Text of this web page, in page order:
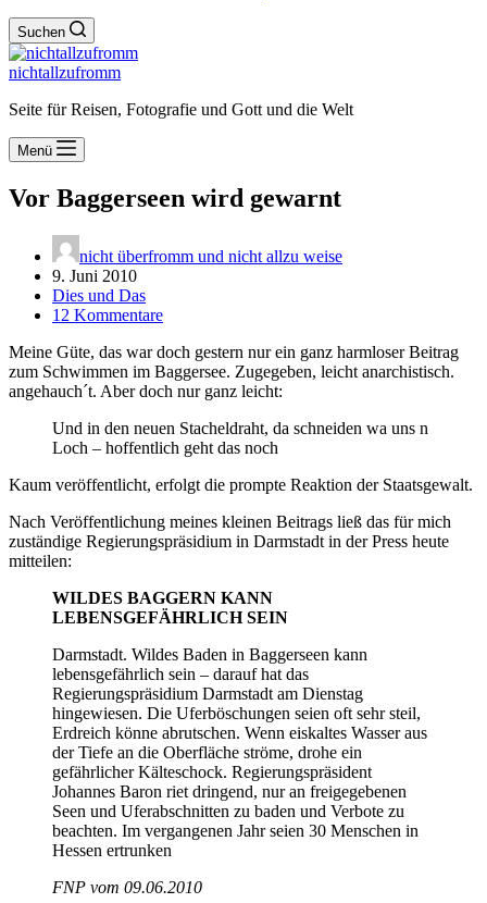
Suchen
nichtallzufromm
Seite für Reisen, Fotografie und Gott und die Welt
Menü
Vor Baggerseen wird gewarnt
nicht überfromm und nicht allzu weise
9. Juni 2010
Dies und Das
12 Kommentare
Meine Güte, das war doch gestern nur ein ganz harmloser Beitrag
zum Schwimmen im Baggersee. Zugegeben, leicht anarchistisch.
angehauch´t. Aber doch nur ganz leicht:
Und in den neuen Stacheldraht, da schneiden wa uns n
Loch – hoffentlich geht das noch
Kaum veröffentlicht, erfolgt die prompte Reaktion der Staatsgewalt.
Nach Veröffentlichung meines kleinen Beitrags ließ das für mich
zuständige Regierungspräsidium in Darmstadt in der Press heute
mitteilen:
WILDES BAGGERN KANN
LEBENSGEFÄHRLICH SEIN
Darmstadt. Wildes Baden in Baggerseen kann
lebensgefährlich sein – darauf hat das
Regierungspräsidium Darmstadt am Dienstag
hingewiesen. Die Uferböschungen seien oft sehr steil,
Erdreich könne abrutschen. Wenn eiskaltes Wasser aus
der Tiefe an die Oberfläche ströme, drohe ein
gefährlicher Kälteschock. Regierungspräsident
Johannes Baron riet dringend, nur an freigegebenen
Seen und Uferabschnitten zu baden und Verbote zu
beachten. Im vergangenen Jahr seien 30 Menschen in
Hessen ertrunken
FNP vom 09.06.2010